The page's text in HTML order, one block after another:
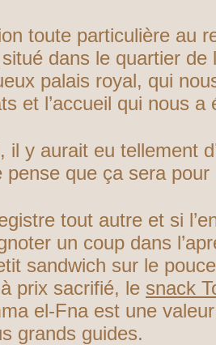
toute particulière au
dans le quartier de
palais royal, qui
et l’accueil qui nous a
il y aurait eu tellement
que ça sera
tout autre et si
un coup dans
sandwich sur le
prix sacrifié, le snack
el-Fna est une
grands guides.